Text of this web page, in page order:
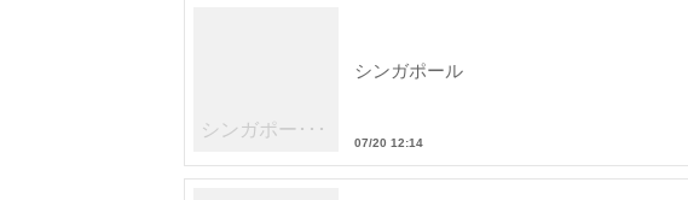
シンガポー･･･
シンガポール
07/20 12:14